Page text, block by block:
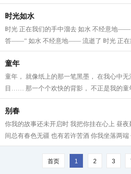
时光如水
时光 正在我们的手中溜去 如水 不经意地
答——” 如水 不经意地—— 流逝了 时光 正
了 时光 无影无踪 如水 消逝极...
童年
童年， 就像纸上的那一笔黑墨， 在我心中
目…… 那一个个欢快的背影， 不正是我的童
腰在小河里捉鱼； 在金黄的麦田...
别春
你我的故事还未开启时 我把你挂在心上 昼
间总有春色无疆 也有若许苦酒 你我坐落两
和着你我 春风一再吹上头 我们在...
首页 1 2 3